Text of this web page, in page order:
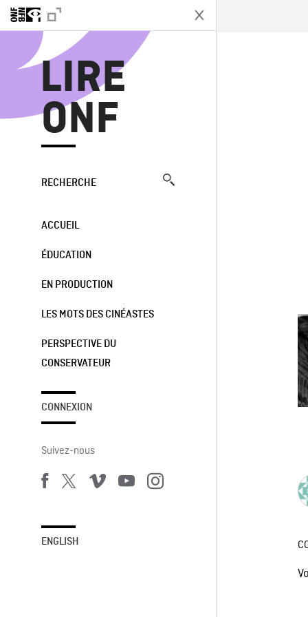
LIRE
ONF
RECHERCHE
ACCUEIL
ÉDUCATION
EN PRODUCTION
LES MOTS DES CINÉASTES
PERSPECTIVE DU
CONSERVATEUR
CONNEXION
Suivez-nous
ENGLISH